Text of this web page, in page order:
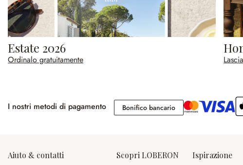
Estate 2026
Ordinalo gratuitamente
I nostri metodi di pagamento Bonifico bancarioBonifico bancario
Aiuto & contatti Scopri LOBERON Ispirazione